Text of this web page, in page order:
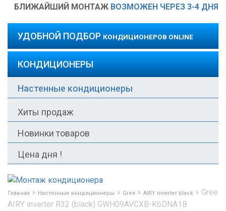
БЛИЖАЙШИЙ МОНТАЖ ВОЗМОЖЕН ЧЕРЕЗ 3-4 ДНЯ
УДОБНОЙ ПОДБОР КОНДИЦИОНЕРОВ ONLINE
КОНДИЦИОНЕРЫ
Настенные кондиционеры
Хиты продаж
Новинки товаров
Цена дня !
Главная » Настенные кондиционеры » Gree » AIRY inverter black » Gree
AIRY inverter R32 (black) GWH09AVCXB-K6DNA1B